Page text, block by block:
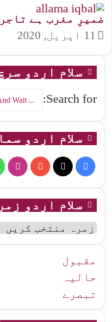
ضمیرِ مغرب ہے
11 اپریل, 2020
سلام اردو
Search for:
سلام اردو
Facebook
YouTube
سلام اردو
سلام
اردو
زمرہ
جات
مقبول
حالیہ
تبصرے